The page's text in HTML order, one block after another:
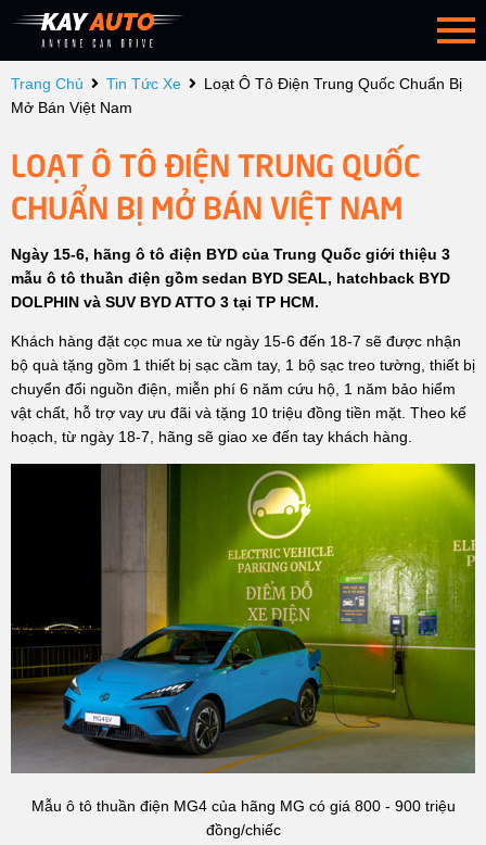
Trang Chủ Tin Tức Xe
Loạt Ô Tô Điện Trung Quốc Chuẩn Bị
Mở Bán Việt Nam
LOẠT Ô TÔ ĐIỆN TRUNG QUỐC
CHUẨN BỊ MỞ BÁN VIỆT NAM
Ngày 15-6, hãng ô tô điện BYD của Trung Quốc giới thiệu 3
mẫu ô tô thuần điện gồm sedan BYD SEAL, hatchback BYD
DOLPHIN và SUV BYD ATTO 3 tại TP HCM.
Khách hàng đặt cọc mua xe từ ngày 15-6 đến 18-7 sẽ được nhận
bộ quà tặng gồm 1 thiết bị sạc cầm tay, 1 bộ sạc treo tường, thiết bị
chuyển đổi nguồn điện, miễn phí 6 năm cứu hộ, 1 năm bảo hiểm
vật chất, hỗ trợ vay ưu đãi và tặng 10 triệu đồng tiền mặt. Theo kế
hoạch, từ ngày 18-7, hãng sẽ giao xe đến tay khách hàng.
Mẫu ô tô thuần điện MG4 của hãng MG có giá 800 - 900 triệu
đồng/chiếc